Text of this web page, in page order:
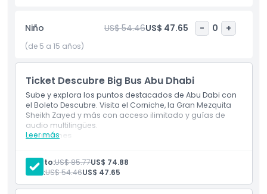
planificar rutas. Para garantizar su seguridad, el tour sigue
estrictos protocolos de higiene. Los autobuses se limpian a
fondo, es obligatorio el uso de mascarillas a bordo y los
actividad imprescindible para quienes desean
experimentar lo mejor de Abu Dhabi con comodidad y
estilo.
Inclusiones
Niño US$ 54.46US$ 47.65 - 0 +
(de 5 a 15 años)
Ticket Descubre Big Bus Abu Dhabi
Sube y explora los puntos destacados de Abu Dabi con
el Boleto Descubre. Visita el Corniche, la Gran Mezquita
Sheikh Zayed y más con acceso ilimitado y guías de
audio multilingües.
Leer más
Inclusiones
Sube y baja libremente
Boleto de autobús totalmente flexible (cambio de
fecha gratuito)
Tour por la Mezquita Sheikh Zayed
Adulto:US$ 85.77US$ 74.88
Niño:US$ 54.46US$ 47.65